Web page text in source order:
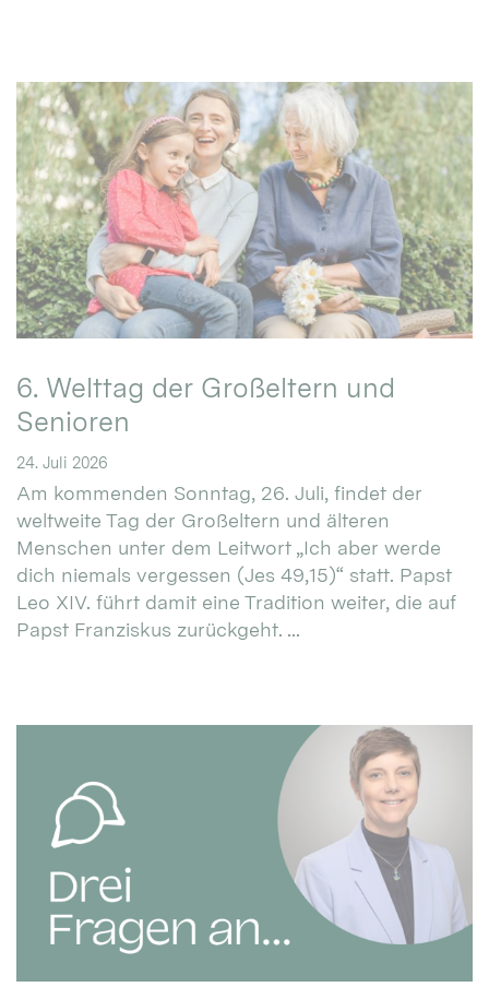
6. Welttag der Großeltern und
Senioren
24. Juli 2026
Am kommenden Sonntag, 26. Juli, findet der
weltweite Tag der Großeltern und älteren
Menschen unter dem Leitwort „Ich aber werde
dich niemals vergessen (Jes 49,15)“ statt. Papst
Leo XIV. führt damit eine Tradition weiter, die auf
Papst Franziskus zurückgeht. ...